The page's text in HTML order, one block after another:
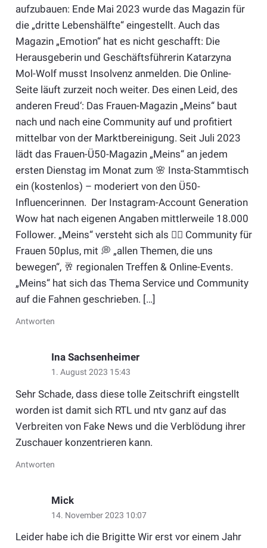
aufzubauen: Ende Mai 2023 wurde das Magazin für
die „dritte Lebenshälfte“ eingestellt. Auch das
Magazin „Emotion“ hat es nicht geschafft: Die
Herausgeberin und Geschäftsführerin Katarzyna
Mol-Wolf musst Insolvenz anmelden. Die Online-
Seite läuft zurzeit noch weiter. Des einen Leid, des
anderen Freud‘: Das Frauen-Magazin „Meins“ baut
nach und nach eine Community auf und profitiert
mittelbar von der Marktbereinigung. Seit Juli 2023
lädt das Frauen-Ü50-Magazin „Meins“ an jedem
ersten Dienstag im Monat zum 🌸 Insta-Stammtisch
ein (kostenlos) – moderiert von den Ü50-
Influencerinnen. Der Instagram-Account Generation
Wow hat nach eigenen Angaben mittlerweile 18.000
Follower. „Meins“ versteht sich als 👯‍♀️ Community für
Frauen 50plus, mit 💭 „allen Themen, die uns
bewegen“, 🥂 regionalen Treffen & Online-Events.
„Meins“ hat sich das Thema Service und Community
auf die Fahnen geschrieben. […]
Antworten
Ina Sachsenheimer
1. August 2023 15:43
Sehr Schade, dass diese tolle Zeitschrift eingstellt
worden ist damit sich RTL und ntv ganz auf das
Verbreiten von Fake News und die Verblödung ihrer
Zuschauer konzentrieren kann.
Antworten
Mick
14. November 2023 10:07
Leider habe ich die Brigitte Wir erst vor einem Jahr